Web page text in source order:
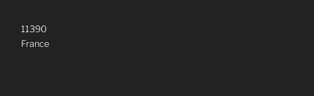
11390
France